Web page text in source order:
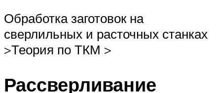
Обработка заготовок на
сверлильных и расточных станках
>Теория по ТКМ >
Рассверливание